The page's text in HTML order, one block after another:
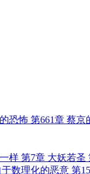
恐怖 第661章 蔡京
样 第7章 大妖若圣
数理化的恶意 第